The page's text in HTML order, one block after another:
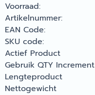
Voorraad:
Artikelnummer:
EAN Code:
SKU code:
Actief Product
Gebruik QTY Increment
Lengteproduct
Nettogewicht